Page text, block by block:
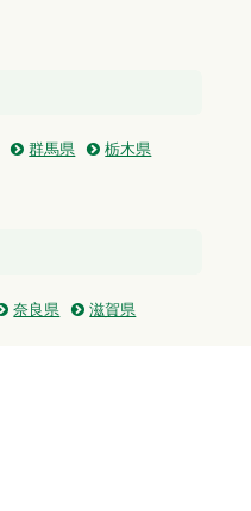
群馬県
栃木県
奈良県
滋賀県